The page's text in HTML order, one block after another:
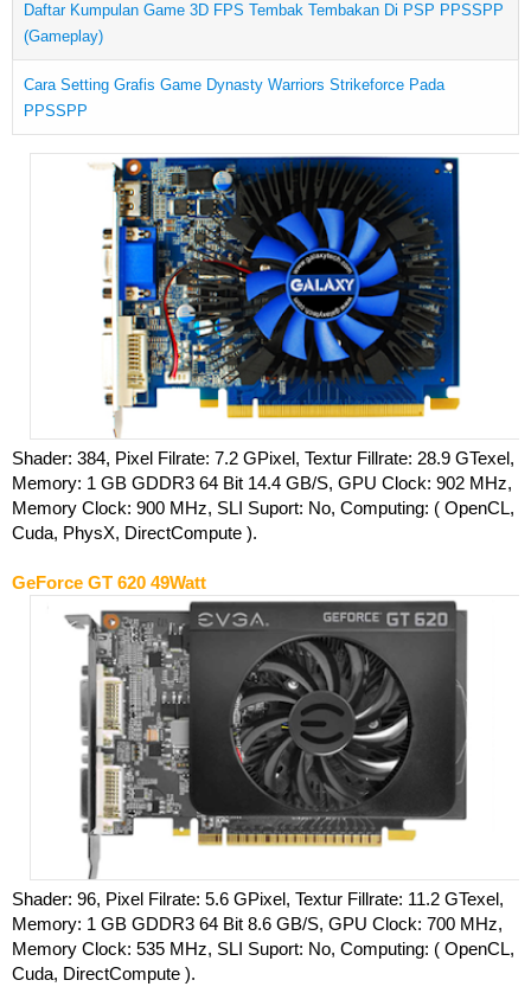
Daftar Kumpulan Game 3D FPS Tembak Tembakan Di PSP PPSSPP
(Gameplay)
Cara Setting Grafis Game Dynasty Warriors Strikeforce Pada
PPSSPP
Shader: 384, Pixel Filrate: 7.2 GPixel, Textur Fillrate: 28.9 GTexel,
Memory: 1 GB GDDR3 64 Bit 14.4 GB/S, GPU Clock: 902 MHz,
Memory Clock: 900 MHz, SLI Suport: No, Computing: ( OpenCL,
Cuda, PhysX, DirectCompute ).
GeForce GT 620 49Watt
Shader: 96, Pixel Filrate: 5.6 GPixel, Textur Fillrate: 11.2 GTexel,
Memory: 1 GB GDDR3 64 Bit 8.6 GB/S, GPU Clock: 700 MHz,
Memory Clock: 535 MHz, SLI Suport: No, Computing: ( OpenCL,
Cuda, DirectCompute ).